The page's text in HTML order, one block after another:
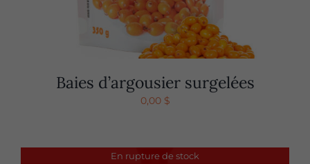
Baies d’argousier surgelées
0,00 $
En rupture de stock